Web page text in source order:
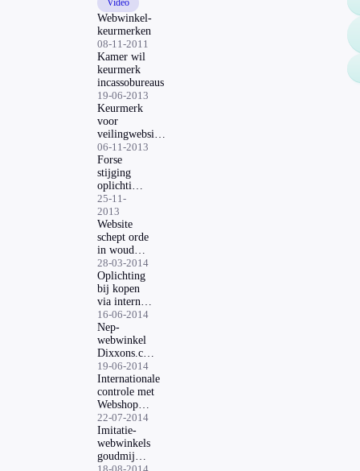
Video
Webwinkel-
keurmerken
08-11-2011
Kamer wil
keurmerk
incassobureaus
19-06-2013
Keurmerk
voor
veilingwebsites
gelanceerd
06-11-2013
Forse
stijging
oplichting
door
webshops
25-11-
2013
Website
schept orde
in woud
van
keurmerken
28-03-2014
Oplichting
bij kopen
via internet
toegenomen
16-06-2014
Nep-
webwinkel
Dixxons.com
actief
19-06-2014
Internationale
controle met
Webshop
Trustmark
22-07-2014
Imitatie-
webwinkels
goudmijn